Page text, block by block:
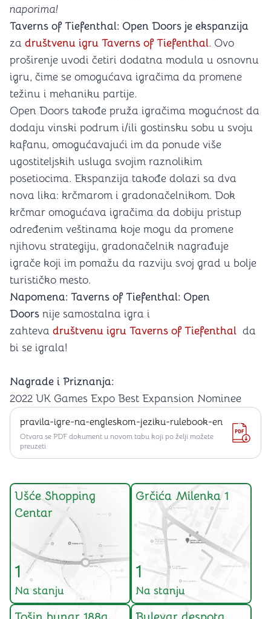
naporima!
Taverns of Tiefenthal: Open Doors je ekspanzija
za društvenu igru Taverns of Tiefenthal. Ovo
proširenje uvodi četiri dodatna modula u osnovnu
igru, čime se omogućava igračima da promene
težinu i mehaniku partije.
Open Doors takođe pruža igračima mogućnost da
dodaju vinski podrum i/ili gostinsku sobu u svoju
kafanu, omogućavajući im da ponude više
ugostiteljskih usluga svojim raznolikim
posetiocima. Ekspanzija takođe dolazi sa dva
nova lika: krčmarom i gradonačelnikom. Dok
krčmar omogućava igračima da dobiju pristup
određenim veštinama koje mogu da promene
njihovu strategiju, gradonačelnik nagrađuje
igrače koji im pomažu da razviju svoj grad u bolje
turističko mesto.
Napomena: Taverns of Tiefenthal: Open
Doors nije samostalna igra i
zahteva društvenu igru Taverns of Tiefenthal da
bi se igrala!
Nagrade i Priznanja:
2022 UK Games Expo Best Expansion Nominee
pravila-igre-na-engleskom-jeziku-rulebook-en
Otvara se PDF dokument u novom tabu koji po želji možete
preuzeti
Ušće Shopping
Centar
1
Na stanju
Grčića Milenka 1
1
Na stanju